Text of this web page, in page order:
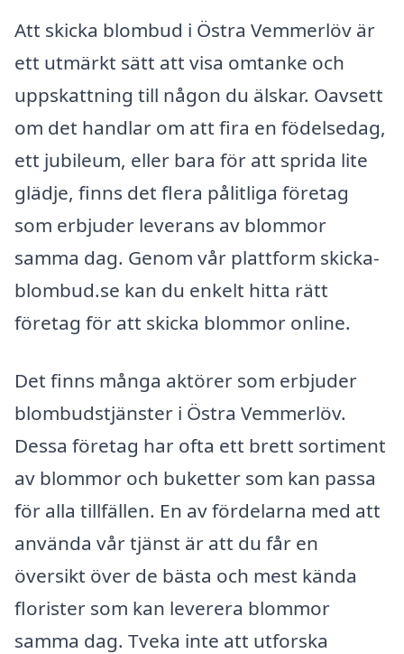
Att skicka blombud i Östra Vemmerlöv är
ett utmärkt sätt att visa omtanke och
uppskattning till någon du älskar. Oavsett
om det handlar om att fira en födelsedag,
ett jubileum, eller bara för att sprida lite
glädje, finns det flera pålitliga företag
som erbjuder leverans av blommor
samma dag. Genom vår plattform skicka-
blombud.se kan du enkelt hitta rätt
företag för att skicka blommor online.
Det finns många aktörer som erbjuder
blombudstjänster i Östra Vemmerlöv.
Dessa företag har ofta ett brett sortiment
av blommor och buketter som kan passa
för alla tillfällen. En av fördelarna med att
använda vår tjänst är att du får en
översikt över de bästa och mest kända
florister som kan leverera blommor
samma dag. Tveka inte att utforska